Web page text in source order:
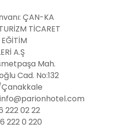
ÇAN-KA
TİCARET
A.Ş
Mah.
Cad. No:132
222 02 22
222 0 220